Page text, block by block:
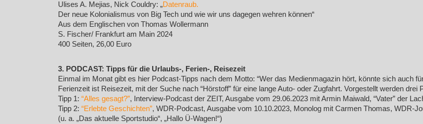
Ulises A. Mejias, Nick Couldry: „Datenraub.
Der neue Kolonialismus von Big Tech und wie wir uns dagegen wehren können“
Aus dem Englischen von Thomas Wollermann
S. Fischer/ Frankfurt am Main 2024
400 Seiten, 26,00 Euro
3. PODCAST: Tipps für die Urlaubs-, Ferien-, Reisezeit
Einmal im Monat gibt es hier Podcast-Tipps nach dem Motto: “Wer das Medienmagazin hört, könnte sich auch
Ferienzeit ist Reisezeit, mit der Suche nach “Hörstoff” für eine lange Auto- oder Zugfahrt. Vorgestellt werden
Tipp 1: “Alles gesagt?”, Interview-Podcast der ZEIT, Ausgabe vom 29.06.2023 mit Armin Maiwald, “Vater” der
Tipp 2: “Erlebte Geschichten”, WDR-Podcast, Ausgabe vom 10.10.2023, Monolog mit Carmen Thomas, WDR-
(u. a. „Das aktuelle Sportstudio“, „Hallo Ü-Wagen!“)